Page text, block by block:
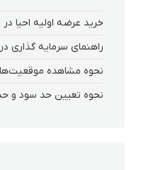
خرید عرضه اولیه احیا در
راهنمای سرمایه